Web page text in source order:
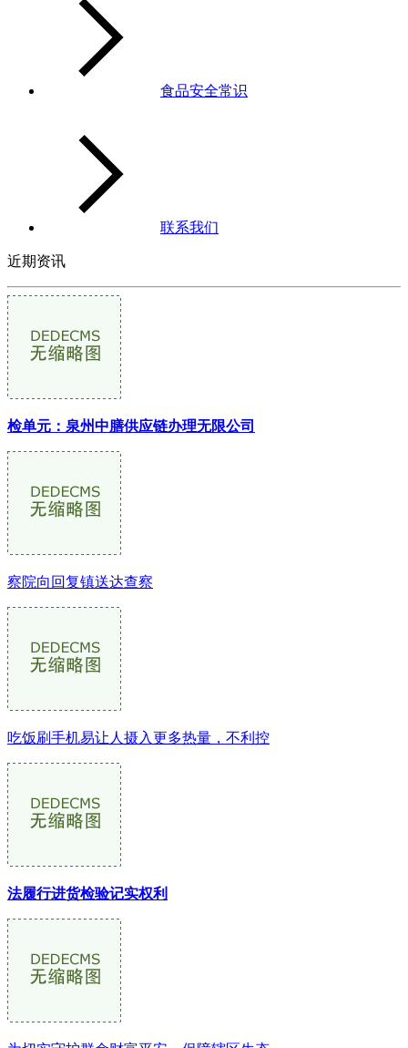
食品安全常识
联系我们
近期资讯
检单元：泉州中膳供应链办理无限公司
察院向回复镇送达查察
吃饭刷手机易让人摄入更多热量，不利控
法履行进货检验记实权利